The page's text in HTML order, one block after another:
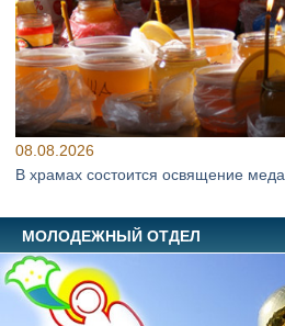
08.08.2026
В храмах состоится освящение меда
МОЛОДЕЖНЫЙ ОТДЕЛ